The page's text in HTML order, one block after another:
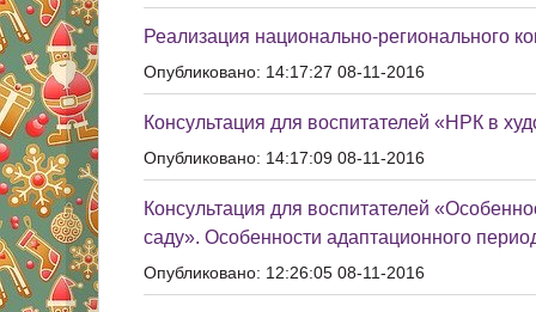
Реализация национально-регионального
Опубликовано: 14:17:27 08-11-2016
Консультация для воспитателей «НРК в
Опубликовано: 14:17:09 08-11-2016
Консультация для воспитателей
саду». Особенности адаптационного
Опубликовано: 12:26:05 08-11-2016